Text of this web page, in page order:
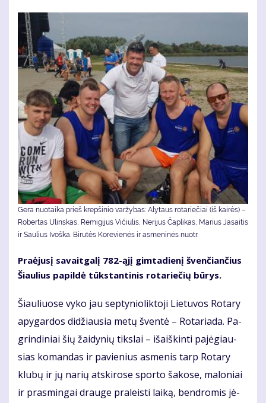
Gera nuotaika prieš krepšinio varžybas: Alytaus rotariečiai (iš kairės) –
Robertas Ulinskas, Remigijus Vičiulis, Nerijus Čaplikas, Marius Jasaitis
ir Saulius Ivoška. Bi­ru­tės Ko­re­vie­nės ir as­me­ni­nės nuotr.
Pra­ėju­sį sa­vait­ga­lį 782-ąjį gim­ta­die­nį šven­čian­čius
Šiau­lius pa­pil­dė tūks­tan­ti­nis ro­ta­rie­čių bū­rys.
Šiau­liuo­se vy­ko jau sep­ty­nio­lik­to­ji Lie­tu­vos Ro­ta­ry
apy­gar­dos di­džiau­sia me­tų šven­tė – Ro­ta­ria­da. Pa­
grin­di­niai šių žai­dy­nių tiks­lai – iš­aiš­kin­ti pa­jė­giau­
sias ko­man­das ir pa­vie­nius as­me­nis tarp Ro­ta­ry
klu­bų ir jų na­rių at­ski­ro­se spor­to ša­ko­se, ma­lo­niai
ir pra­smin­gai drau­ge pra­leis­ti lai­ką, ben­dro­mis jė­